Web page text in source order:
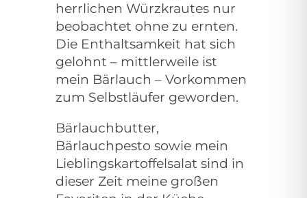
herrlichen Würzkrautes nur
beobachtet ohne zu ernten.
Die Enthaltsamkeit hat sich
gelohnt – mittlerweile ist
mein Bärlauch – Vorkommen
zum Selbstläufer geworden.
Bärlauchbutter,
Bärlauchpesto sowie mein
Lieblingskartoffelsalat sind in
dieser Zeit meine großen